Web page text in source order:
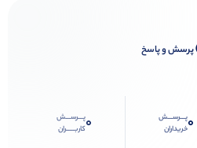
پرسش و پاسخ
0پـــرســـش
خریداران
0پـــرســـش
کاربـــــران